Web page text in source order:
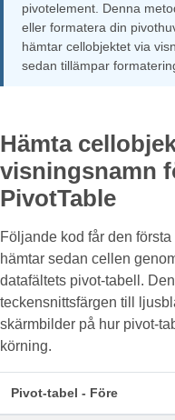
pivotelement. Denna
eller formatera din
hämtar cellobjektet via
sedan tillämpar
Hämta
visningsnamn
PivotTable
Följande kod får den
hämtar sedan cellen
datafältets pivot-tabell.
teckensnittsfärgen till
skärmbilder på hur pivot-
körning.
Pivot-tabel - Före